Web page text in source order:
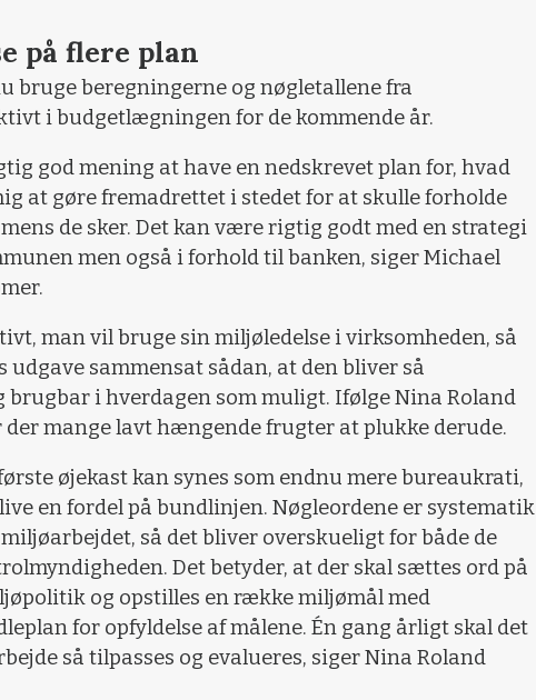
på flere plan
bruge beregningerne og nøgletallene fra
i budgetlægningen for de kommende år.
god mening at have en nedskrevet plan for, hvad
at gøre fremadrettet i stedet for at skulle forholde
de sker. Det kan være rigtig godt med en strategi
men også i forhold til banken, siger Michael
man vil bruge sin miljøledelse i virksomheden, så
udgave sammensat sådan, at den bliver så
brugbar i hverdagen som muligt. Ifølge Nina Roland
der mange lavt hængende frugter at plukke derude.
øjekast kan synes som endnu mere bureaukrati,
en fordel på bundlinjen. Nøgleordene er systematik
så det bliver overskueligt for både de
Det betyder, at der skal sættes ord på
og opstilles en række miljømål med
for opfyldelse af målene. Én gang årligt skal det
så tilpasses og evalueres, siger Nina Roland